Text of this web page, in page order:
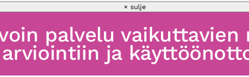
× sulje
palvelu vaikuttavien
ja